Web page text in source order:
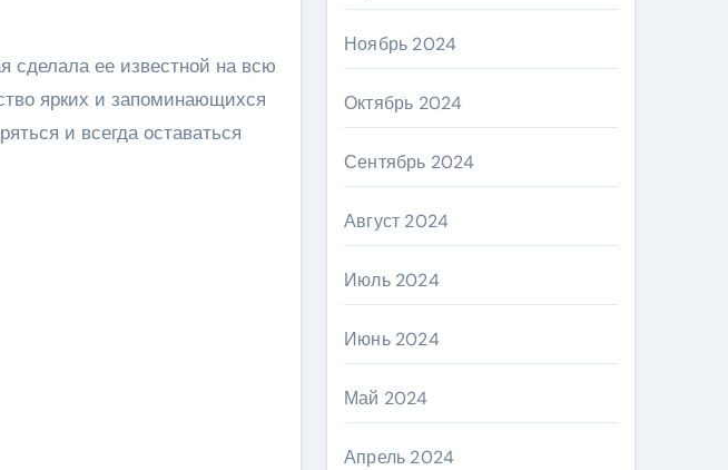
сделала ее известной на всю
ярких и запоминающихся
и всегда оставаться
Ноябрь 2024
Октябрь 2024
Сентябрь 2024
Август 2024
Июль 2024
Июнь 2024
Май 2024
Апрель 2024